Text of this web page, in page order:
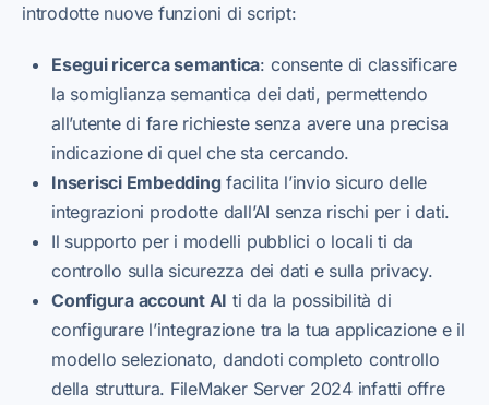
introdotte nuove funzioni di script:
Esegui ricerca semantica: consente di classificare
la somiglianza semantica dei dati, permettendo
all’utente di fare richieste senza avere una precisa
indicazione di quel che sta cercando.
Inserisci Embedding facilita l’invio sicuro delle
integrazioni prodotte dall’AI senza rischi per i dati.
Il supporto per i modelli pubblici o locali ti da
controllo sulla sicurezza dei dati e sulla privacy.
Configura account AI ti da la possibilità di
configurare l’integrazione tra la tua applicazione e il
modello selezionato, dandoti completo controllo
della struttura. FileMaker Server 2024 infatti offre